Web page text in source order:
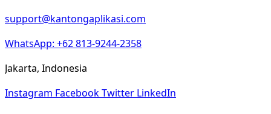
support@kantongaplikasi.com
WhatsApp: +62 813-9244-2358
Jakarta, Indonesia
Instagram FacebookTwitter LinkedIn